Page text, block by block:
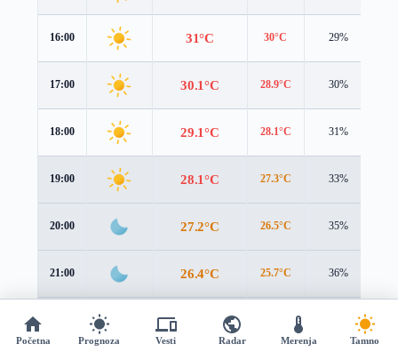
16:00 31°C 30°C 29%
17:00 30.1°C 28.9°C 30%
18:00 29.1°C 28.1°C 31%
19:00 28.1°C 27.3°C 33%
20:00 27.2°C 26.5°C 35%
21:00 26.4°C 25.7°C 36%
Početna Prognoza Vesti Radar Merenja Tamno